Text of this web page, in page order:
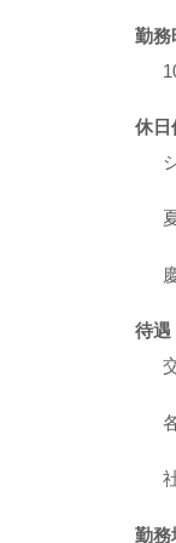
勤務
休日
待遇
勤務